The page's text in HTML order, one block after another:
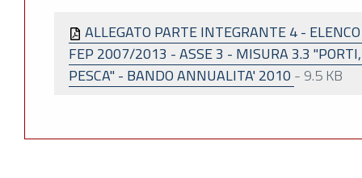
ALLEGATO PARTE INTEGRANTE 4 -
FEP 2007/2013 - ASSE 3 - MISURA 3.3
PESCA" - BANDO ANNUALITA' 2010 - 9.5 KB